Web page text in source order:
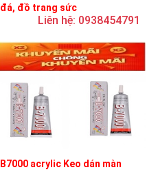
đá, đồ trang sức
Liên hệ: 0938454791
B7000 acrylic Keo dán màn